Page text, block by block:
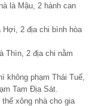
là Mậu, 2 hành can
2 địa chi bình hòa
Thìn, 2 địa chi nằm
không phạm Thái Tuế,
Tam Địa Sát.
xông nhà cho gia